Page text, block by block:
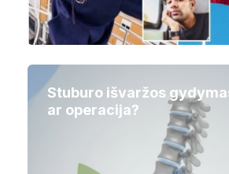
Stuburo išvaržos
ar operacija?